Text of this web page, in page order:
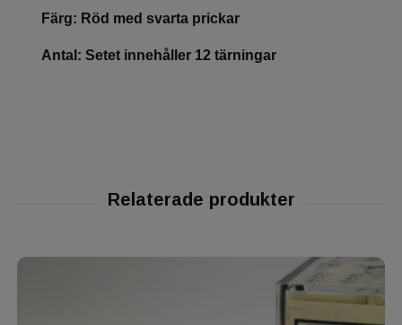
Färg: Röd med svarta prickar
Antal: Setet innehåller 12 tärningar